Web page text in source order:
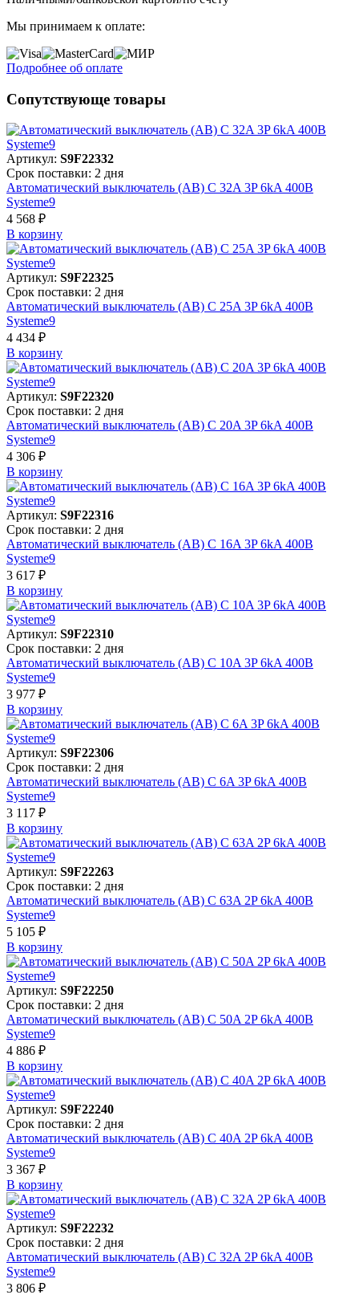
Мы принимаем к оплате:
Подробнее об оплате
Сопутствующе товары
Артикул: S9F22332
Срок поставки: 2 дня
Автоматический выключатель (АВ) C 32A 3P 6kA 400В
Systeme9
4 568 ₽
В корзинy
Артикул: S9F22325
Срок поставки: 2 дня
Автоматический выключатель (АВ) C 25A 3P 6kA 400В
Systeme9
4 434 ₽
В корзинy
Артикул: S9F22320
Срок поставки: 2 дня
Автоматический выключатель (АВ) C 20A 3P 6kA 400В
Systeme9
4 306 ₽
В корзинy
Артикул: S9F22316
Срок поставки: 2 дня
Автоматический выключатель (АВ) C 16A 3P 6kA 400В
Systeme9
3 617 ₽
В корзинy
Артикул: S9F22310
Срок поставки: 2 дня
Автоматический выключатель (АВ) C 10A 3P 6kA 400В
Systeme9
3 977 ₽
В корзинy
Артикул: S9F22306
Срок поставки: 2 дня
Автоматический выключатель (АВ) C 6A 3P 6kA 400В
Systeme9
3 117 ₽
В корзинy
Артикул: S9F22263
Срок поставки: 2 дня
Автоматический выключатель (АВ) C 63A 2P 6kA 400В
Systeme9
5 105 ₽
В корзинy
Артикул: S9F22250
Срок поставки: 2 дня
Автоматический выключатель (АВ) C 50A 2P 6kA 400В
Systeme9
4 886 ₽
В корзинy
Артикул: S9F22240
Срок поставки: 2 дня
Автоматический выключатель (АВ) C 40A 2P 6kA 400В
Systeme9
3 367 ₽
В корзинy
Артикул: S9F22232
Срок поставки: 2 дня
Автоматический выключатель (АВ) C 32A 2P 6kA 400В
Systeme9
3 806 ₽